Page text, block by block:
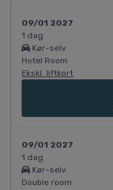
09/01 2027
1 dag
Kør-selv
Hotel Room
Ekskl. liftkort
09/01 2027
1 dag
Kør-selv
Double room